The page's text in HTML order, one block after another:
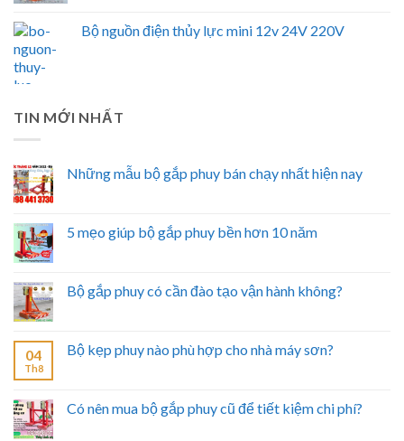
Bộ nguồn điện thủy lực mini 12v 24V 220V
TIN MỚI NHẤT
Những mẫu bộ gắp phuy bán chạy nhất hiện nay
5 mẹo giúp bộ gắp phuy bền hơn 10 năm
Bộ gắp phuy có cần đào tạo vận hành không?
04
Th8
Bộ kẹp phuy nào phù hợp cho nhà máy sơn?
Có nên mua bộ gắp phuy cũ để tiết kiệm chi phí?